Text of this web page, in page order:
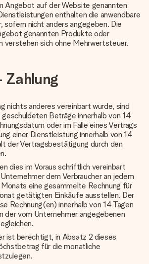
Angebot auf der Website genannten
enthalten die anwendbare
sofern nicht anders angegeben. Die
genannten Produkte oder
verstehen sich ohne Mehrwertsteuer.
nichts anderes vereinbart wurde, sind
Beträge innerhalb von 14
oder im Falle eines Vertrags
einer Dienstleistung innerhalb von 14
der Vertragsbestätigung durch den
dies im Voraus schriftlich vereinbart
dem Verbraucher an jedem
eine gesammelte Rechnung für
getätigten Einkäufe ausstellen. Der
Rechnung(en) innerhalb von 14 Tagen
der vom Unternehmer angegebenen
ist berechtigt, in Absatz 2 dieses
für die monatliche